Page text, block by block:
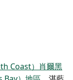
Coast） 肖爾黑